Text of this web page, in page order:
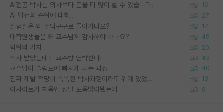
AI전공 박사는 의사보다 돈을 더 많이 벌 수 있습니다. 16
AI 탑컨퍼 순위에 대해.. 27
실험실은 왜 주먹구구로 돌아가나요? 17
대학원생들은 왜 교수님께 감사해야 하나요? 49
학위의 가치 20
석사 받았는데도 교수랑 연락한다. 43
교수님이 슬럼프에 빠지게 되는 과정 40
진짜 제발 적당히 똑똑한 박사과정이라도 위에 있었으면.. 13
이사이트가 처음엔 정말 도움많이됐는데 9